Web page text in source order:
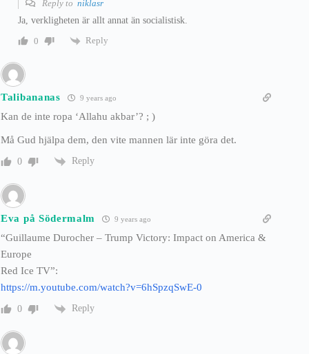
Reply to niklasr
Ja, verkligheten är allt annat än socialistisk.
0
Reply
Talibananas 9 years ago
Kan de inte ropa ‘Allahu akbar’? ; )
Må Gud hjälpa dem, den vite mannen lär inte göra det.
0 Reply
Eva på Södermalm 9 years ago
“Guillaume Durocher – Trump Victory: Impact on America &
Europe
Red Ice TV”:
https://m.youtube.com/watch?v=6hSpzqSwE-0
0 Reply